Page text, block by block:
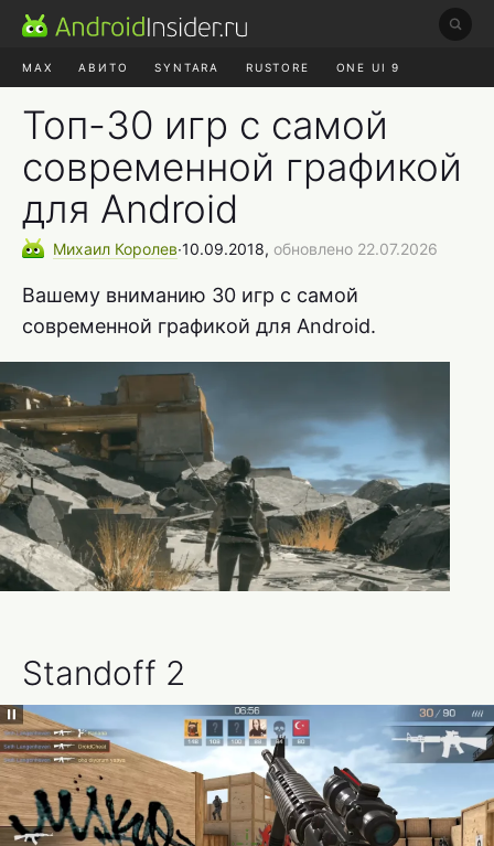
MAX АВИТО SYNTARA RUSTORE ONE UI 9
Топ-30 игр с самой
современной графикой
для Android
Михаил Королев∙10.09.2018, обновлено 22.07.2026
Вашему вниманию 30 игр с самой
современной графикой для Android.
Standoff 2